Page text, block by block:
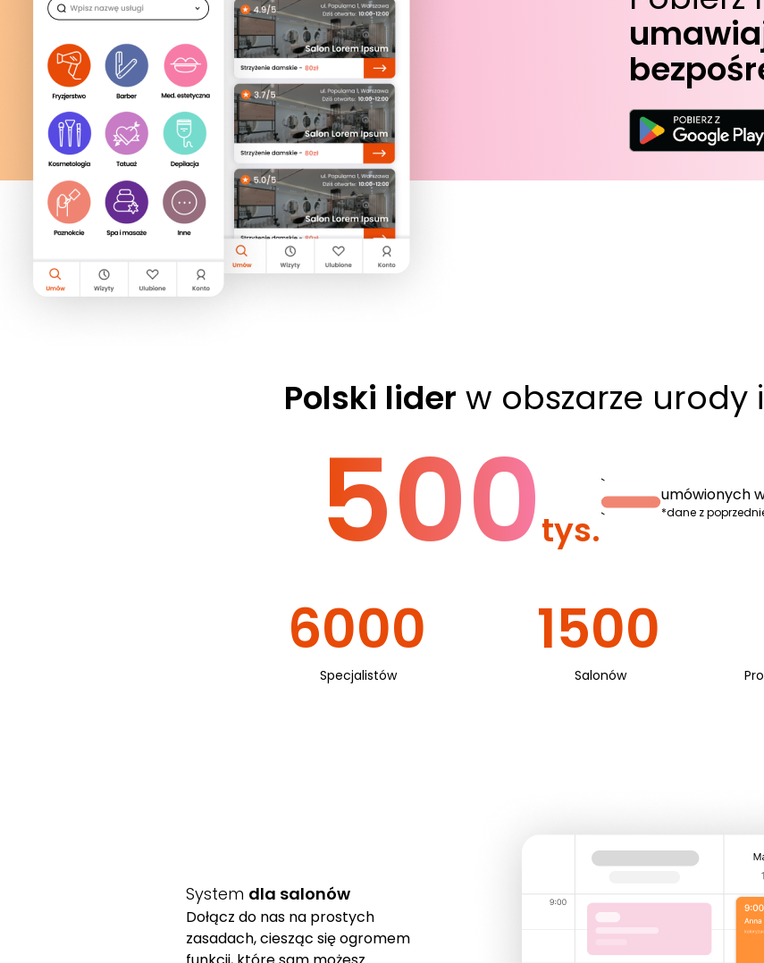
Polski lider w obszarze urody
500tys.
`
`
umówionych
*dane z
6000
Specjalistów
1500
Salonów
System dla salonów
Dołącz do nas na prostych
zasadach, ciesząc się ogromem